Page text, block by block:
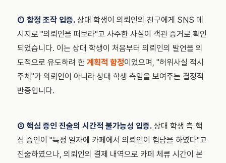
① 함정 조작 입증. 상대 학생이 의뢰인의 친구에게 SNS 메
시지로 "의뢰인을 떠보라"고 사주한 사실이 객관 증거로 확인
되었습니다. 이는 상대 학생이 처음부터 의뢰인의 발언을 의
도적으로 유도하려 한 계획적 함정이었으며, "허위사실 적시
주체"가 의뢰인이 아니라 상대 학생 측임을 보여주는 결정적
반증입니다.
② 핵심 증인 진술의 시간적 불가능성 입증. 상대 학생 측 핵
심 증인이 "특정 일자에 카페에서 의뢰인이 험담을 하였다"고
진술하였으나, 의뢰인의 결제 내역으로 카페 체류 시간이 본